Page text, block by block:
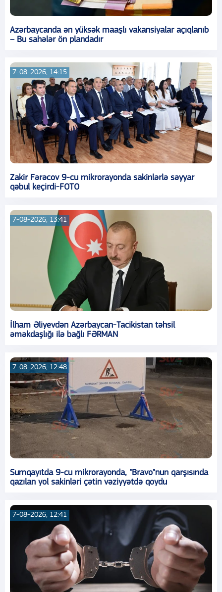
Azərbaycanda ən yüksək maaşlı vakansiyalar açıqlanıb
– Bu sahələr ön plandadır
7-08-2026, 14:15
Zakir Fərəcov 9-cu mikrorayonda sakinlərlə səyyar
qəbul keçirdi-FOTO
7-08-2026, 13:41
İlham Əliyevdən Azərbaycan-Tacikistan təhsil
əməkdaşlığı ilə bağlı FƏRMAN
7-08-2026, 12:48
Sumqayıtda 9-cu mikrorayonda, "Bravo"nun qarşısında
qazılan yol sakinləri çətin vəziyyətdə qoydu
7-08-2026, 12:41